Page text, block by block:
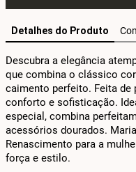
Detalhes do Produto
Descubra a elegância
que combina o clássico
caimento perfeito. Feita de
conforto e sofisticação.
especial, combina
acessórios dourados.
Renascimento para a
força e estilo.